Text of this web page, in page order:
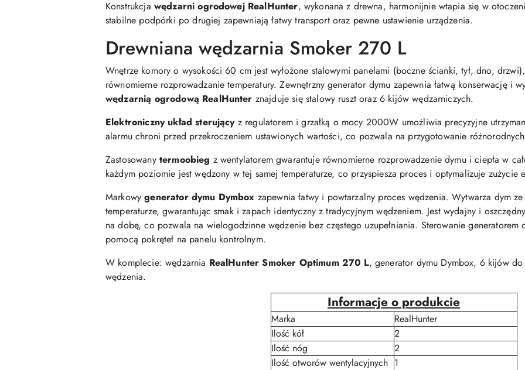
Konstrukcja wędzarni ogrodowej RealHunter, wykonana z drewna, harmonijnie wtapia się w
stabilne podpórki po drugiej zapewniają łatwy transport oraz pewne ustawienie urządzenia.
Drewniana wędzarnia Smoker 270 L
Wnętrze komory o wysokości 60 cm jest wyłożone stalowymi panelami (boczne ścianki, tył, dno,
równomierne rozprowadzanie temperatury. Zewnętrzny generator dymu zapewnia łatwą konserwację i
wędzarnią ogrodową RealHunter znajduje się stalowy ruszt oraz 6 kijów wędzarniczych.
Elektroniczny układ sterującyz regulatorem i grzałką o mocy 2000W umożliwia precyzyjne
alarmu chroni przed przekroczeniem ustawionych wartości, co pozwala na przygotowanie
Zastosowany termoobieg z wentylatorem gwarantuje równomierne rozprowadzenie dymu i ciepła w
każdym poziomie jest wędzony w tej samej temperaturze, co przyspiesza proces i optymalizuje zużycie
Markowygenerator dymu Dymbox zapewnia łatwy i powtarzalny proces wędzenia. Wytwarza dym
temperaturze, gwarantując smak i zapach identyczny z tradycyjnym wędzeniem. Jest wydajny i
na dobę, co pozwala na wielogodzinne wędzenie bez częstego uzupełniania. Sterowanie
pomocą pokręteł na panelu kontrolnym.
W komplecie: wędzarnia RealHunter Smoker Optimum 270 L, generator dymu Dymbox, 6 kijów
wędzenia.
Informacje o produkcie
Marka
RealHunter
Ilość kół
2
Ilość nóg
2
Ilość otworów wentylacyjnych 1